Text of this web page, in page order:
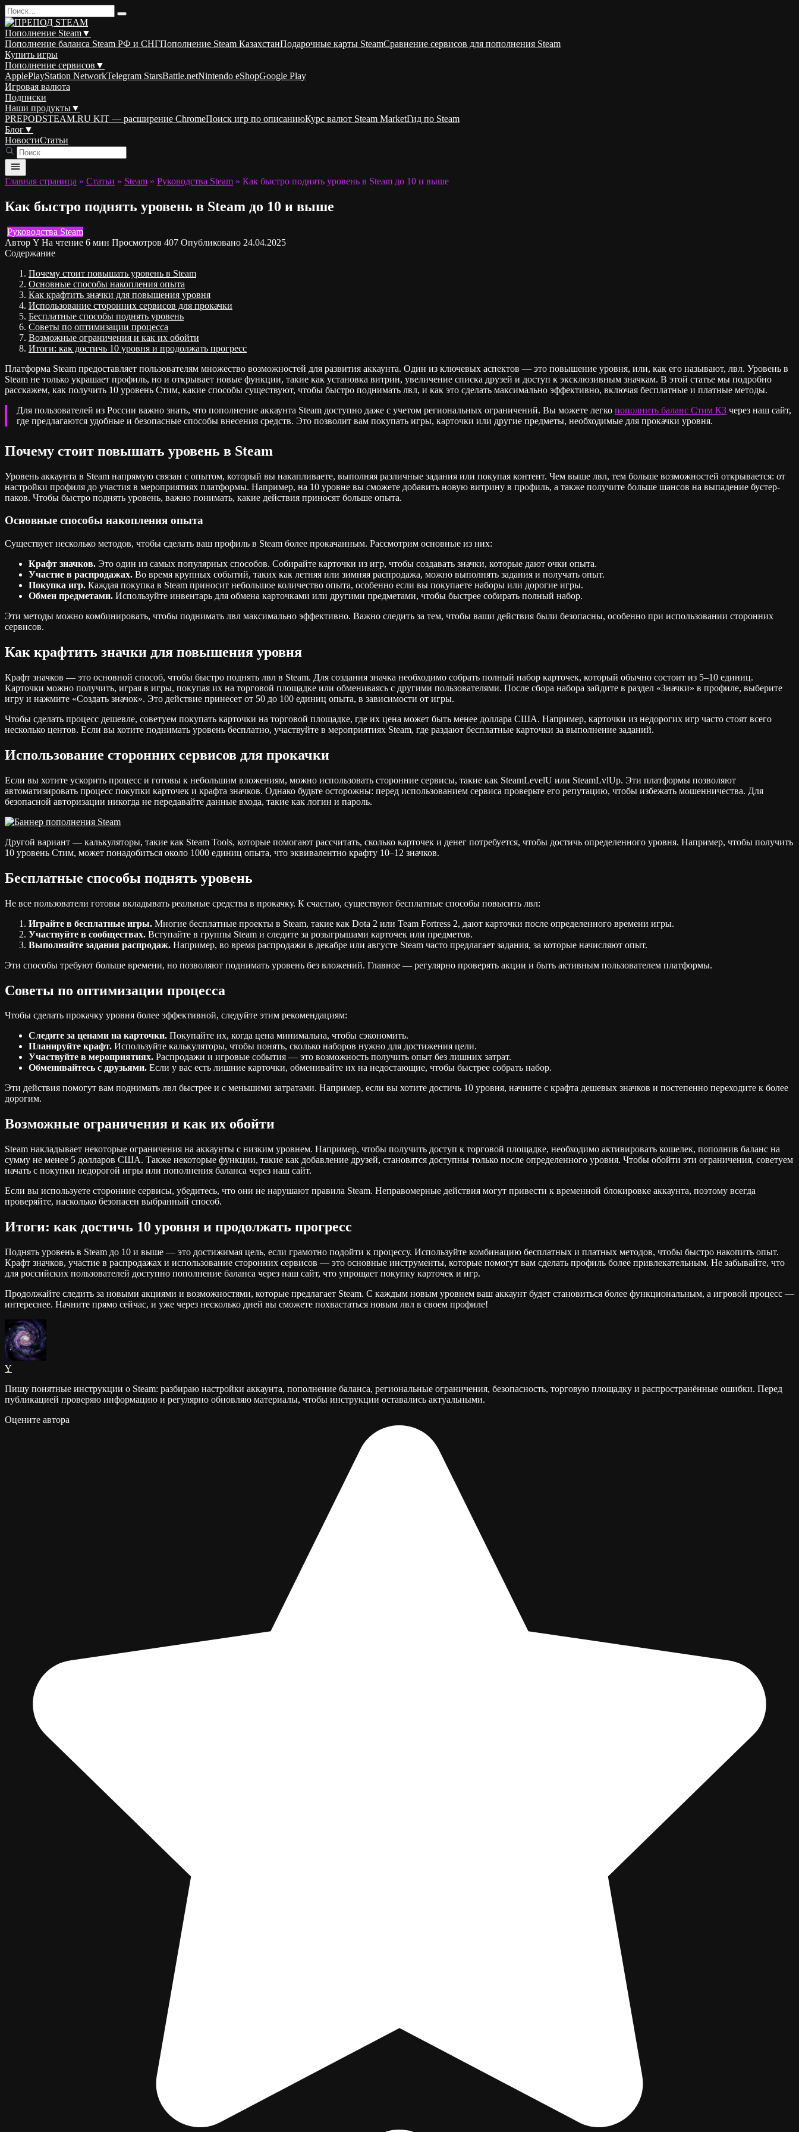
Перейти
к
содержанию
Search
for:
Пополнение Steam▼
Пополнение баланса Steam РФ и СНГПополнение Steam КазахстанПодарочные карты SteamСравнение сервисов для пополнения Steam
Купить игры
Пополнение сервисов ▼
ApplePlayStation NetworkTelegram StarsBattle.netNintendo eShopGoogle Play
Игровая валюта
Подписки
Наши продукты▼
PREPODSTEAM.RU KIT — расширение ChromeПоиск игр по описаниюКурс валют Steam MarketГид по Steam
Блог▼
НовостиСтатьи
Главная страница » Статьи » Steam » Руководства Steam » Как быстро поднять уровень в Steam до 10 и выше
Как быстро поднять уровень в Steam до 10 и выше
Руководства Steam
Автор Y На чтение 6 мин Просмотров 407 Опубликовано 24.04.2025
Содержание
Почему стоит повышать уровень в Steam
Основные способы накопления опыта
Как крафтить значки для повышения уровня
Использование сторонних сервисов для прокачки
Бесплатные способы поднять уровень
Советы по оптимизации процесса
Возможные ограничения и как их обойти
Итоги: как достичь 10 уровня и продолжать прогресс
Платформа Steam предоставляет пользователям множество возможностей для развития аккаунта. Один из ключевых аспектов — это повышение уровня, или, как его называют, лвл. Уровень в
Steam не только украшает профиль, но и открывает новые функции, такие как установка витрин, увеличение списка друзей и доступ к эксклюзивным значкам. В этой статье мы подробно
расскажем, как получить 10 уровень Стим, какие способы существуют, чтобы быстро поднимать лвл, и как это сделать максимально эффективно, включая бесплатные и платные методы.
Для пользователей из России важно знать, что пополнение аккаунта Steam доступно даже с учетом региональных ограничений. Вы можете легко пополнить баланс Стим КЗ через наш сайт,
где предлагаются удобные и безопасные способы внесения средств. Это позволит вам покупать игры, карточки или другие предметы, необходимые для прокачки уровня.
Почему стоит повышать уровень в Steam
Уровень аккаунта в Steam напрямую связан с опытом, который вы накапливаете, выполняя различные задания или покупая контент. Чем выше лвл, тем больше возможностей открывается: от
настройки профиля до участия в мероприятиях платформы. Например, на 10 уровне вы сможете добавить новую витрину в профиль, а также получите больше шансов на выпадение бустер-
паков. Чтобы быстро поднять уровень, важно понимать, какие действия приносят больше опыта.
Основные способы накопления опыта
Существует несколько методов, чтобы сделать ваш профиль в Steam более прокачанным. Рассмотрим основные из них:
Крафт значков. Это один из самых популярных способов. Собирайте карточки из игр, чтобы создавать значки, которые дают очки опыта.
Участие в распродажах. Во время крупных событий, таких как летняя или зимняя распродажа, можно выполнять задания и получать опыт.
Покупка игр. Каждая покупка в Steam приносит небольшое количество опыта, особенно если вы покупаете наборы или дорогие игры.
Обмен предметами. Используйте инвентарь для обмена карточками или другими предметами, чтобы быстрее собирать полный набор.
Эти методы можно комбинировать, чтобы поднимать лвл максимально эффективно. Важно следить за тем, чтобы ваши действия были безопасны, особенно при использовании сторонних
сервисов.
Как крафтить значки для повышения уровня
Крафт значков — это основной способ, чтобы быстро поднять лвл в Steam. Для создания значка необходимо собрать полный набор карточек, который обычно состоит из 5–10 единиц.
Карточки можно получить, играя в игры, покупая их на торговой площадке или обмениваясь с другими пользователями. После сбора набора зайдите в раздел «Значки» в профиле, выберите
игру и нажмите «Создать значок». Это действие принесет от 50 до 100 единиц опыта, в зависимости от игры.
Чтобы сделать процесс дешевле, советуем покупать карточки на торговой площадке, где их цена может быть менее доллара США. Например, карточки из недорогих игр часто стоят всего
несколько центов. Если вы хотите поднимать уровень бесплатно, участвуйте в мероприятиях Steam, где раздают бесплатные карточки за выполнение заданий.
Использование сторонних сервисов для прокачки
Если вы хотите ускорить процесс и готовы к небольшим вложениям, можно использовать сторонние сервисы, такие как SteamLevelU или SteamLvlUp. Эти платформы позволяют
автоматизировать процесс покупки карточек и крафта значков. Однако будьте осторожны: перед использованием сервиса проверьте его репутацию, чтобы избежать мошенничества. Для
безопасной авторизации никогда не передавайте данные входа, такие как логин и пароль.
Другой вариант — калькуляторы, такие как Steam Tools, которые помогают рассчитать, сколько карточек и денег потребуется, чтобы достичь определенного уровня. Например, чтобы получить
10 уровень Стим, может понадобиться около 1000 единиц опыта, что эквивалентно крафту 10–12 значков.
Бесплатные способы поднять уровень
Не все пользователи готовы вкладывать реальные средства в прокачку. К счастью, существуют бесплатные способы повысить лвл:
Играйте в бесплатные игры. Многие бесплатные проекты в Steam, такие как Dota 2 или Team Fortress 2, дают карточки после определенного времени игры.
Участвуйте в сообществах. Вступайте в группы Steam и следите за розыгрышами карточек или предметов.
Выполняйте задания распродаж. Например, во время распродажи в декабре или августе Steam часто предлагает задания, за которые начисляют опыт.
Эти способы требуют больше времени, но позволяют поднимать уровень без вложений. Главное — регулярно проверять акции и быть активным пользователем платформы.
Советы по оптимизации процесса
Чтобы сделать прокачку уровня более эффективной, следуйте этим рекомендациям:
Следите за ценами на карточки. Покупайте их, когда цена минимальна, чтобы сэкономить.
Планируйте крафт. Используйте калькуляторы, чтобы понять, сколько наборов нужно для достижения цели.
Участвуйте в мероприятиях. Распродажи и игровые события — это возможность получить опыт без лишних затрат.
Обменивайтесь с друзьями. Если у вас есть лишние карточки, обменивайте их на недостающие, чтобы быстрее собрать набор.
Эти действия помогут вам поднимать лвл быстрее и с меньшими затратами. Например, если вы хотите достичь 10 уровня, начните с крафта дешевых значков и постепенно переходите к более
дорогим.
Возможные ограничения и как их обойти
Steam накладывает некоторые ограничения на аккаунты с низким уровнем. Например, чтобы получить доступ к торговой площадке, необходимо активировать кошелек, пополнив баланс на
сумму не менее 5 долларов США. Также некоторые функции, такие как добавление друзей, становятся доступны только после определенного уровня. Чтобы обойти эти ограничения, советуем
начать с покупки недорогой игры или пополнения баланса через наш сайт.
Если вы используете сторонние сервисы, убедитесь, что они не нарушают правила Steam. Неправомерные действия могут привести к временной блокировке аккаунта, поэтому всегда
проверяйте, насколько безопасен выбранный способ.
Итоги: как достичь 10 уровня и продолжать прогресс
Поднять уровень в Steam до 10 и выше — это достижимая цель, если грамотно подойти к процессу. Используйте комбинацию бесплатных и платных методов, чтобы быстро накопить опыт.
Крафт значков, участие в распродажах и использование сторонних сервисов — это основные инструменты, которые помогут вам сделать профиль более привлекательным. Не забывайте, что
для российских пользователей доступно пополнение баланса через наш сайт, что упрощает покупку карточек и игр.
Продолжайте следить за новыми акциями и возможностями, которые предлагает Steam. С каждым новым уровнем ваш аккаунт будет становиться более функциональным, а игровой процесс —
интереснее. Начните прямо сейчас, и уже через несколько дней вы сможете похвастаться новым лвл в своем профиле!
Y
Пишу понятные инструкции о Steam: разбираю настройки аккаунта, пополнение баланса, региональные ограничения, безопасность, торговую площадку и распространённые ошибки. Перед
публикацией проверяю информацию и регулярно обновляю материалы, чтобы инструкции оставались актуальными.
Оцените автора